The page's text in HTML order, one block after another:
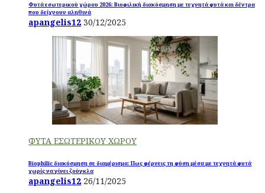
Φυτά εσωτερικού χώρου 2026: Βιοφιλική διακόσμηση με τεχνητά φυτά και δέντρα
που δείχνουν αληθινά
apangelis12 30/12/2025
ΦΥΤΑ ΕΣΩΤΕΡΙΚΟΥ ΧΩΡΟΥ
Biophilic διακόσμηση σε διαμέρισμα: Πως φέρνεις τη φύση μέσα με τεχνητά φυτά
χωρίς να γίνει ζούγκλα
apangelis12 26/11/2025